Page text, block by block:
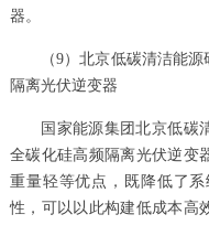
器。
（9）北京低碳清洁能源
隔离光伏逆变器
国家能源集团北京低碳清
全碳化硅高频隔离光伏逆变
重量轻等优点，既降低了
性，可以以此构建低成本高